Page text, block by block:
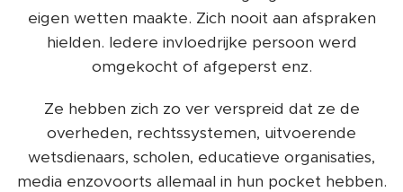
eigen wetten maakte. Zich nooit aan afspraken
hielden. Iedere invloedrijke persoon werd
omgekocht of afgeperst enz.
Ze hebben zich zo ver verspreid dat ze de
overheden, rechtssystemen, uitvoerende
wetsdienaars, scholen, educatieve organisaties,
media enzovoorts allemaal in hun pocket hebben.